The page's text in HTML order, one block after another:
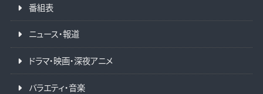
番組表
ニュース・報道
ドラマ・映画・深夜アニメ
バラエティ・音楽